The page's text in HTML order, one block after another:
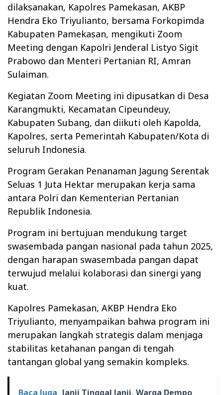
dilaksanakan, Kapolres Pamekasan, AKBP
Hendra Eko Triyulianto, bersama Forkopimda
Kabupaten Pamekasan, mengikuti Zoom
Meeting dengan Kapolri Jenderal Listyo Sigit
Prabowo dan Menteri Pertanian RI, Amran
Sulaiman.
Kegiatan Zoom Meeting ini dipusatkan di Desa
Karangmukti, Kecamatan Cipeundeuy,
Kabupaten Subang, dan diikuti oleh Kapolda,
Kapolres, serta Pemerintah Kabupaten/Kota di
seluruh Indonesia.
Program Gerakan Penanaman Jagung Serentak
Seluas 1 Juta Hektar merupakan kerja sama
antara Polri dan Kementerian Pertanian
Republik Indonesia.
Program ini bertujuan mendukung target
swasembada pangan nasional pada tahun 2025,
dengan harapan swasembada pangan dapat
terwujud melalui kolaborasi dan sinergi yang
kuat.
Kapolres Pamekasan, AKBP Hendra Eko
Triyulianto, menyampaikan bahwa program ini
merupakan langkah strategis dalam menjaga
stabilitas ketahanan pangan di tengah
tantangan global yang semakin kompleks.
Baca Juga Janji Tinggal Janji, Warga Dempo